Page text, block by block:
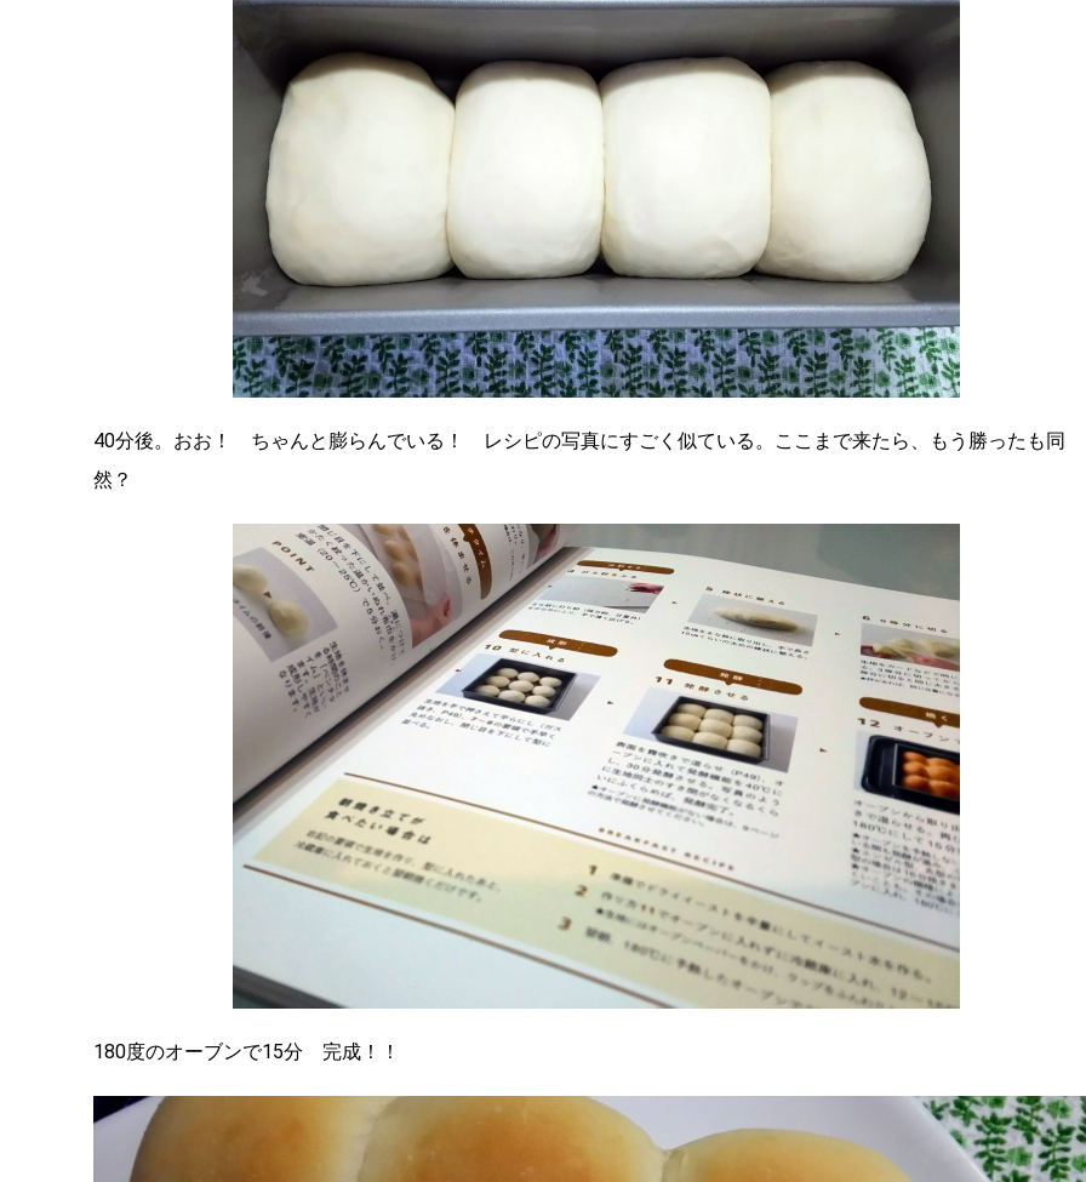
40分後。おお！ ちゃんと膨らんでいる！ レシピの写真にすごく似ている。ここまで来たら、もう勝ったも同
然？
180度のオーブンで15分 完成！！